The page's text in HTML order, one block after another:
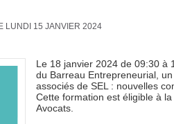
LUNDI 15 JANVIER 2024
Le 18 janvier 2024 de 09:30 à
du Barreau Entrepreneurial,
associés de SEL : nouvelles
Cette formation est éligible à
Avocats.